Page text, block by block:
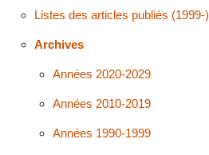
Listes des articles publiés (1999-)
Archives
Années 2020-2029
Années 2010-2019
Années 1990-1999